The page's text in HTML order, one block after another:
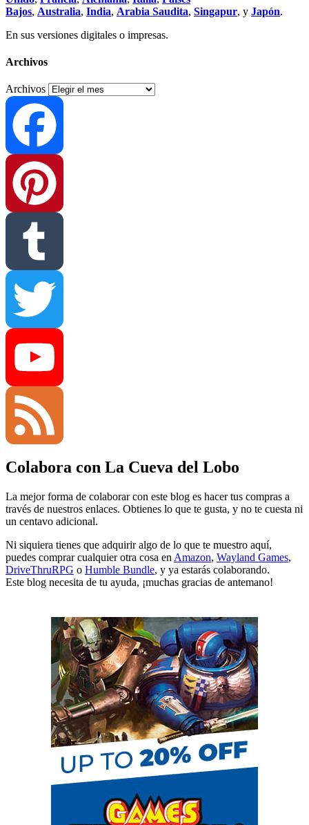
Bajos, Australia, India, Arabia Saudita, Singapur, y Japón.
En sus versiones digitales o impresas.
Archivos
Archivos
Facebook
Pinterest
Tumblr
Twitter
YouTube
Channel
Feed
Colabora con La Cueva del Lobo
La mejor forma de colaborar con este blog es hacer tus compras a
través de nuestros enlaces. Obtienes lo que te gusta, y no te cuesta ni
un centavo adicional.
Ni siquiera tienes que adquirir algo de lo que te muestro aquí,
puedes comprar cualquier otra cosa en Amazon, Wayland Games,
DriveThruRPG o Humble Bundle, y ya estarás colaborando.
Este blog necesita de tu ayuda, ¡muchas gracias de antemano!